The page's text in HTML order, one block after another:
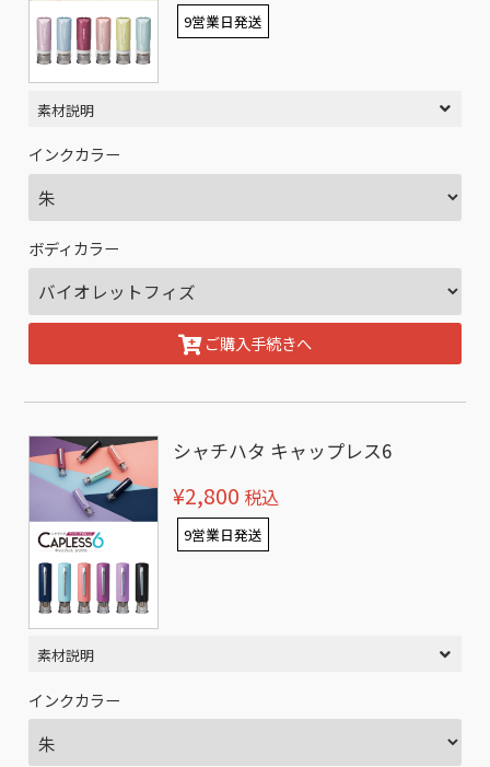
9営業日発送
素材説明
インクカラー
ボディカラー
ご購入手続きへ
シャチハタ キャップレス6
¥2,800 税込
9営業日発送
素材説明
インクカラー